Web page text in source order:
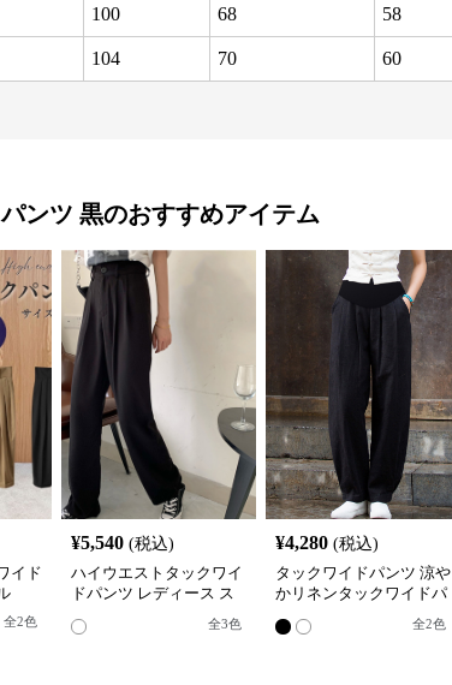
100 68 58
104 70 60
ンツ 黒のおすすめアイテム
イド
全2色
¥5,540 (税込)
ハイウエストタックワイ
ドパンツ レディース ス
全3色
¥4,280 (税込)
タックワイドパンツ 涼や
かリネンタックワイドパ
全2色